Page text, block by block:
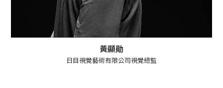
黃顯勛
日目視覺藝術有限公司視覺總監